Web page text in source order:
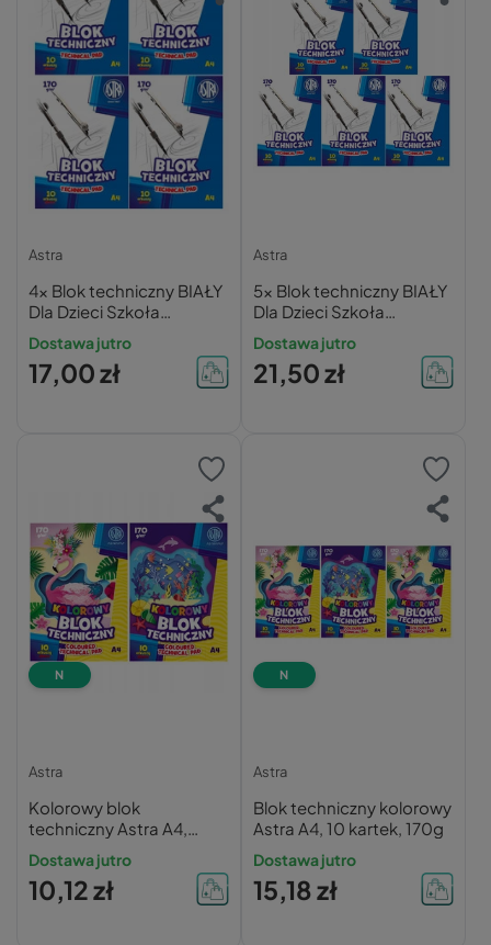
Astra
4x Blok techniczny BIAŁY
Dla Dzieci Szkoła
Plastyka A4/10k 170g
Astra
Dostawa jutro
17,00 zł
Astra
5x Blok techniczny BIAŁY
Dla Dzieci Szkoła
Plastyka A4/10k 170g
Astra
Dostawa jutro
21,50 zł
N
Astra
Kolorowy blok
techniczny Astra A4,
170g, 10 kart
Dostawa jutro
10,12 zł
N
Astra
Blok techniczny kolorowy
Astra A4, 10 kartek, 170g
Dostawa jutro
15,18 zł